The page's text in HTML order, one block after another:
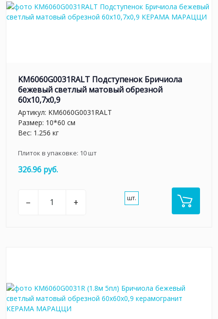
KM6060G0031RALT Подступенок Бричиола
бежевый светлый матовый обрезной
60x10,7x0,9
Артикул: KM6060G0031RALT
Размер: 10*60 см
Вес: 1.256 кг
Плиток в упаковке: 10шт
326.96 руб.
– + шт.